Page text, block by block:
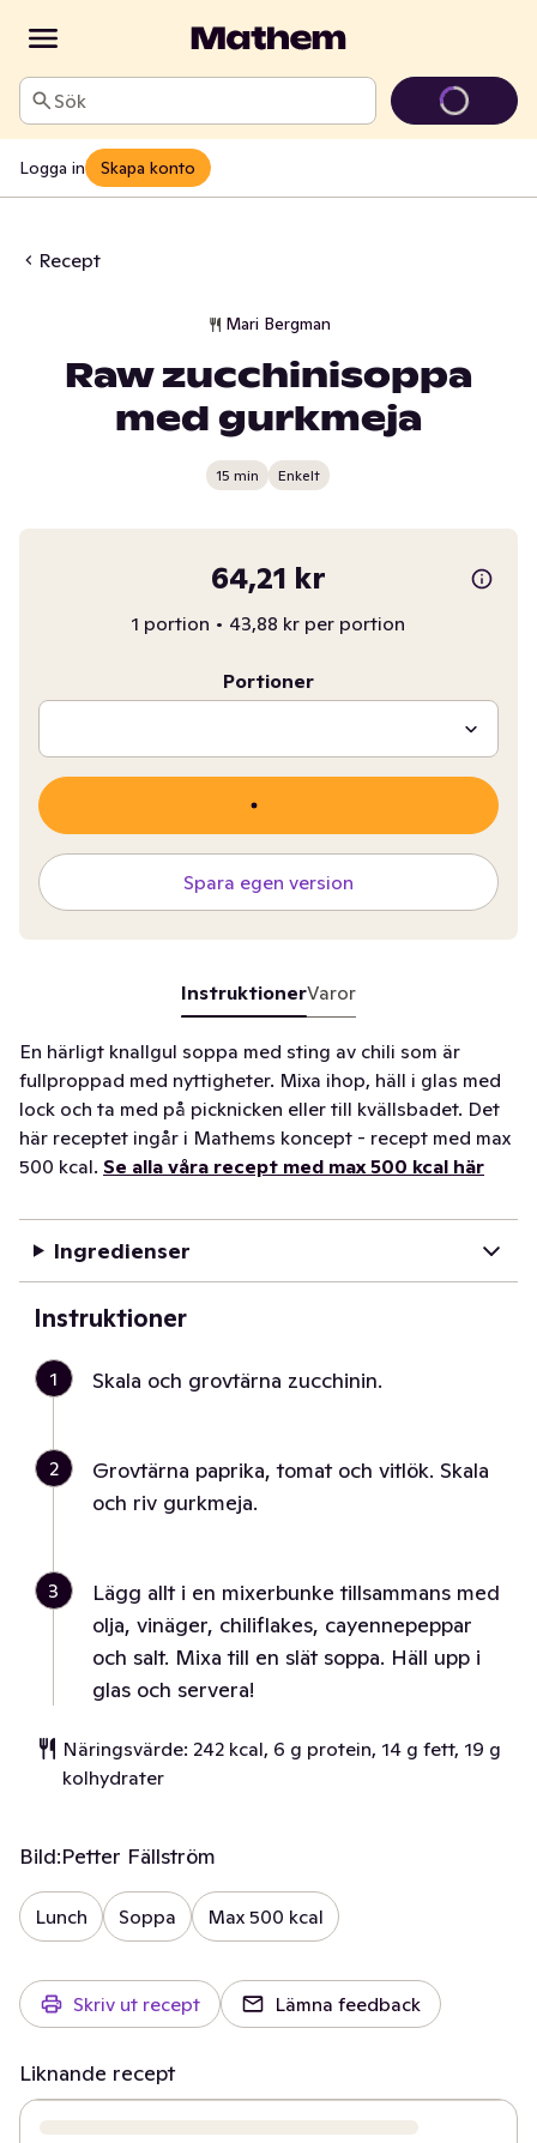
Sök
Logga in Skapa konto
Recept
Mari Bergman
Raw zucchinisoppa
med gurkmeja
15 min Enkelt
64,21 kr
1 portion • 43,88 kr per portion
Portioner
Spara egen version
InstruktionerVaror
En härligt knallgul soppa med sting av chili som är
fullproppad med nyttigheter. Mixa ihop, häll i glas med
lock och ta med på picknicken eller till kvällsbadet. Det
här receptet ingår i Mathems koncept - recept med max
500 kcal. Se alla våra recept med max 500 kcal här
Ingredienser
Instruktioner
1 Skala och grovtärna zucchinin.
2
Grovtärna paprika, tomat och vitlök. Skala
och riv gurkmeja.
3
Lägg allt i en mixerbunke tillsammans med
olja, vinäger, chiliflakes, cayennepeppar
och salt. Mixa till en slät soppa. Häll upp i
glas och servera!
Näringsvärde: 242 kcal, 6 g protein, 14 g fett, 19 g
kolhydrater
Bild:Petter Fällström
Lunch Soppa Max 500 kcal
Skriv ut recept Lämna feedback
Liknande recept